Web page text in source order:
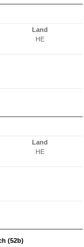
Land
HE
Land
HE
(52b)